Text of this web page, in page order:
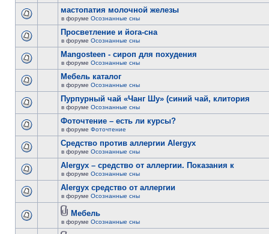
мастопатия молочной железы
в форуме Осознанные сны
Просветление и йога-сна
в форуме Осознанные сны
Mangosteen - сироп для похудения
в форуме Осознанные сны
Мебель каталог
в форуме Осознанные сны
Пурпурный чай «Чанг Шу» (синий чай, клитория
в форуме Осознанные сны
Фоточтение – есть ли курсы?
в форуме Фоточтение
Cредство против аллергии Alergyx
в форуме Осознанные сны
Alergyx – средство от аллергии. Показания к
в форуме Осознанные сны
Alergyx средство от аллергии
в форуме Осознанные сны
Мебель
в форуме Осознанные сны